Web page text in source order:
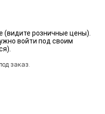
(видите розничные цены).
войти под своим
заказ.